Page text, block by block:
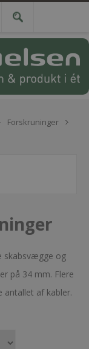
Forskruninger
skabsvægge og
på 34 mm. Flere
antallet af kabler.